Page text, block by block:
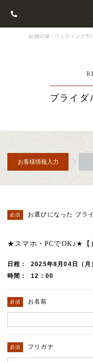
結婚式場・ウェディング
ブライダ
お客様情報入力
お選びになった ブラ
★スマホ・PCでOK♪★【
日程
2025年8月04日（月
時間
12 : 00
お名前
フリガナ